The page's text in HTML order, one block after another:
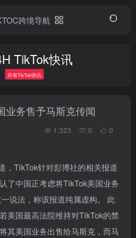
TikTok快讯
所有TikTok快讯
业务售予马斯克传闻
1,323 0 0
，TikTok针对彭博社的相关报道
了中国正考虑将TikTok美国业务
说法，称该报道纯属虚构。 此
美国最高法院维持对TikTok的禁
其美国业务出售给马斯克，而马